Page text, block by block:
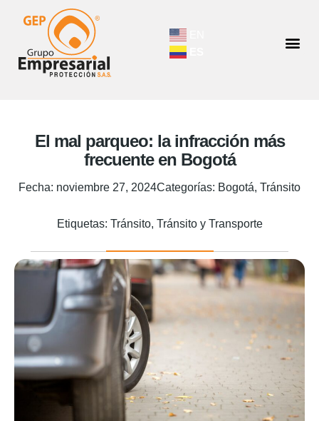
El mal parqueo: la infracción más
frecuente en Bogotá
Fecha: noviembre 27, 2024Categorías: Bogotá, Tránsito
Etiquetas: Tránsito, Tránsito y Transporte